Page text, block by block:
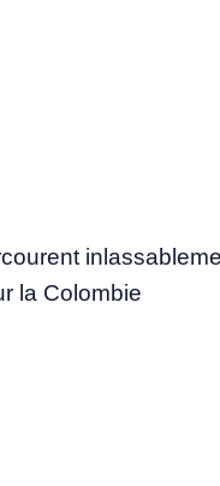
la Colombie